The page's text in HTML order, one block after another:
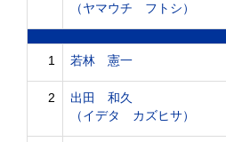
（ヤマウチ フトシ）
1 若林 憲一
2
出田 和久
（イデタ カズヒサ）